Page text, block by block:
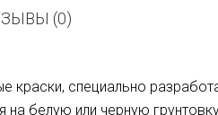
(0)
краски, специально
белую или черную